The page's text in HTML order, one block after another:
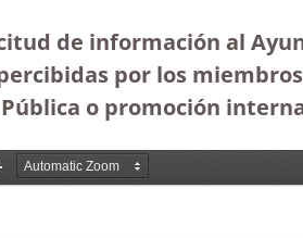
de información al
por los
o promoción interna